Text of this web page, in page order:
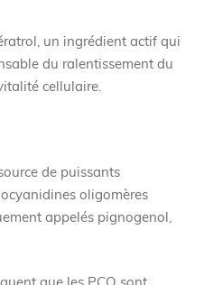
un ingrédient actif qui
du ralentissement du
cellulaire.
de puissants
oligomères
appelés pignogenol,